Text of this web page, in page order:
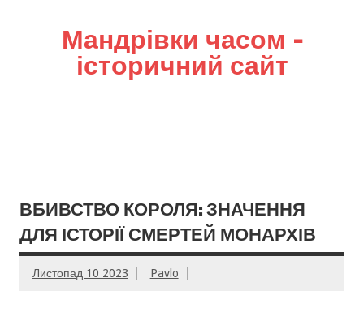
Мандрівки часом –
історичний сайт
ВБИВСТВО КОРОЛЯ: ЗНАЧЕННЯ
ДЛЯ ІСТОРІЇ СМЕРТЕЙ МОНАРХІВ
Листопад 10 2023 Pavlo